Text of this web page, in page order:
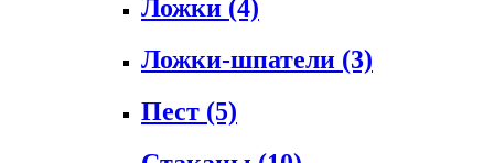
Ложки (4)
Ложки-шпатели (3)
Пест (5)